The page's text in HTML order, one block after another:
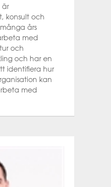
är
konsult och
års
med
och
och har en
identifiera hur
kan
med